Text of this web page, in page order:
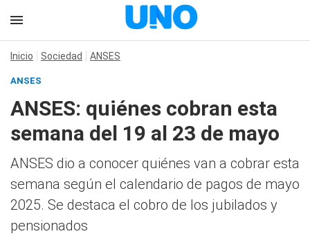
Inicio Sociedad ANSES
ANSES
ANSES: quiénes cobran esta
semana del 19 al 23 de mayo
ANSES dio a conocer quiénes van a cobrar esta
semana según el calendario de pagos de mayo
2025. Se destaca el cobro de los jubilados y
pensionados